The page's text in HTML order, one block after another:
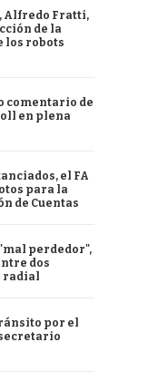
Alfredo Fratti,
de la
los robots
comentario de
en plena
el FA
para la
de Cuentas
perdedor",
dos
radial
por el